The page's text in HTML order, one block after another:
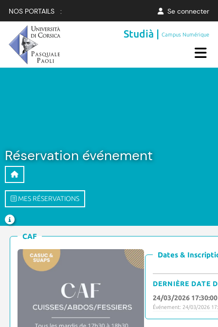
NOS PORTAILS : Se connecter
Studià |Campus Numérique
Réservation événement
MES RÉSERVATIONS
CAF
Dates &
DERNIÈRE DATE
24/03/2026 17:30:00
Événement: 24/03/2026